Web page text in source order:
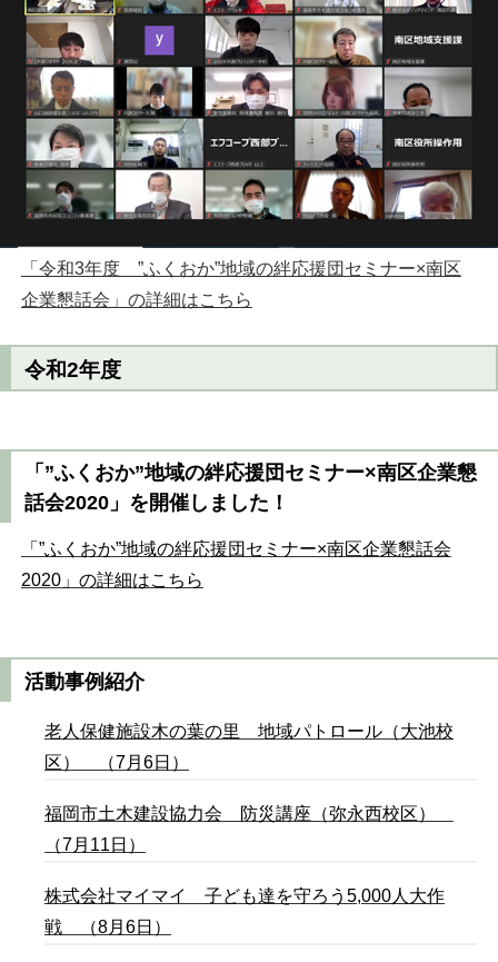
「令和3年度 ”ふくおか”地域の絆応援団セミナー×南区
企業懇話会」の詳細はこちら
令和2年度
「”ふくおか”地域の絆応援団セミナー×南区企業懇
話会2020」を開催しました！
「”ふくおか”地域の絆応援団セミナー×南区企業懇話会
2020」の詳細はこちら
活動事例紹介
老人保健施設木の葉の里 地域パトロール（大池校
区） （7月6日）
福岡市土木建設協力会 防災講座（弥永西校区）
（7月11日）
株式会社マイマイ 子ども達を守ろう5,000人大作
戦 （8月6日）